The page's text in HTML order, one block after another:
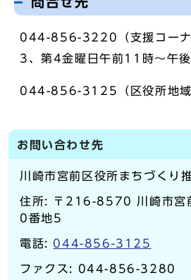
044-856-3220（支援コーナ
3、第4金曜日午前11時～午後
044-856-3125（区役所地域
お問い合わせ先
川崎市宮前区役所まちづくり
住所: 〒216-8570 川崎市宮
0番地5
電話: 044-856-3125
ファクス: 044-856-3280